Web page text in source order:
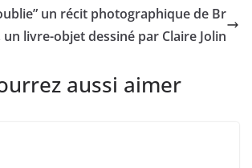
un récit photographique de Br
livre-objet dessiné par Claire Jolin
aussi aimer